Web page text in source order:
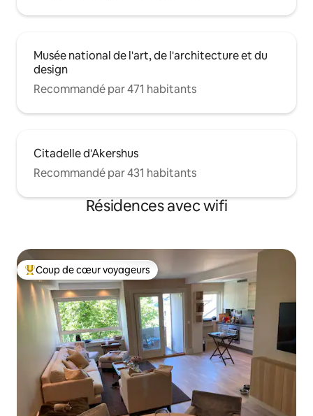
Musée national de l'art, de l'architecture et du
design
Recommandé par 471 habitants
Citadelle d'Akershus
Recommandé par 431 habitants
Résidences avec wifi
Coups de cœur voyageurs les plus appréciés
Coup de cœur voyageurs